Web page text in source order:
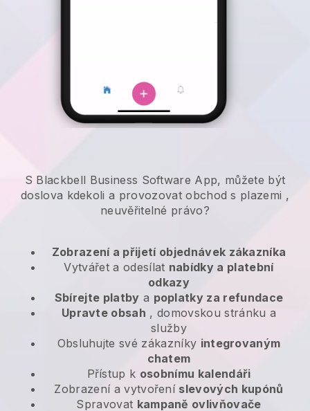
S Blackbell Business Software App, můžete být
doslova kdekoli a provozovat obchod s plazemi ,
neuvěřitelné právo?
Zobrazení a přijetí objednávek zákazníka
Vytvářet a odesílat nabídky a platební
odkazy
Sbírejte platby a poplatky za refundace
Upravte obsah , domovskou stránku a
služby
Obsluhujte své zákazníky integrovaným
chatem
Přístup k osobnímu kalendáři
Zobrazení a vytvoření slevových kupónů
Spravovat kampaně ovlivňovače